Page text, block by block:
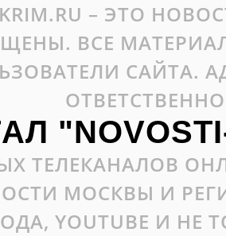
KRIM.RU – ЭТО
ВСЕ
САЙТА.
ТЕЛЕКАНАЛОВ
МОСКВЫ И
YOUTUBE И